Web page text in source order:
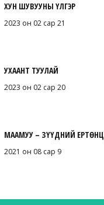
ХУН ШУВУУНЫ ҮЛГЭР
2023 он 02 сар 21
УХААНТ ТУУЛАЙ
2023 он 02 сар 20
МААМУУ – ЗҮҮДНИЙ ЕРТӨНЦ
2021 он 08 сар 9